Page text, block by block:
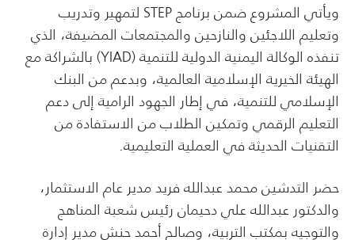
ويأتي المشروع ضمن برنامج STEP لتمهير وتدريب
وتعليم اللاجئين والنازحين والمجتمعات المضيفة، الذي
تنفذه الوكالة اليمنية الدولية للتنمية (YIAD) بالشراكة مع
الهيئة الخيرية الإسلامية العالمية، وبدعم من البنك
الإسلامي للتنمية، في إطار الجهود الرامية إلى دعم
التعليم الرقمي وتمكين الطلاب من الاستفادة من
التقنيات الحديثة في العملية التعليمية.
حضر التدشين محمد عبدالله فريد مدير عام الاستثمار،
والدكتور عبدالله علي دحيمان رئيس شعبة المناهج
والتوجيه بمكتب التربية، وصالح أحمد حنش مدير إدارة